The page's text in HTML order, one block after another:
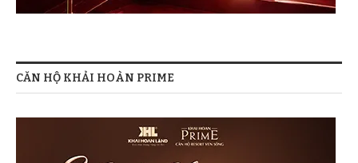
CĂN HỘ KHẢI HOÀN PRIME